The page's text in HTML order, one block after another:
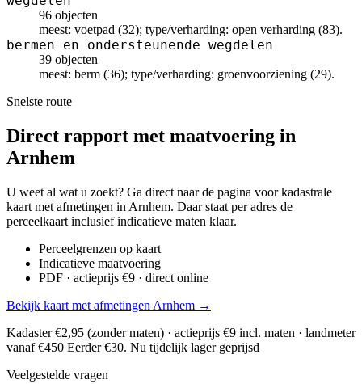
96 objecten
meest: voetpad (32); type/verharding: open verharding (83).
bermen en ondersteunende wegdelen
39 objecten
meest: berm (36); type/verharding: groenvoorziening (29).
Snelste route
Direct rapport met maatvoering in
Arnhem
U weet al wat u zoekt? Ga direct naar de pagina voor kadastrale
kaart met afmetingen in Arnhem. Daar staat per adres de
perceelkaart inclusief indicatieve maten klaar.
Perceelgrenzen op kaart
Indicatieve maatvoering
PDF · actieprijs €9 · direct online
Bekijk kaart met afmetingen Arnhem →
Kadaster €2,95 (zonder maten) · actieprijs €9 incl. maten · landmeter
vanaf €450 Eerder €30. Nu tijdelijk lager geprijsd
Veelgestelde vragen